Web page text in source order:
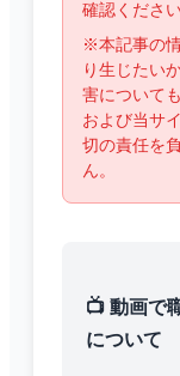
確認ください
※本記事の
り生じたい
害について
および当サ
切の責任を
ん。
📺 動画で
について